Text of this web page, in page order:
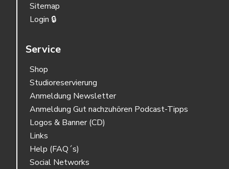
Sitemap
Login 🔒
Service
Shop
Studioreservierung
Anmeldung Newsletter
Anmeldung Gut nachzuhören Podcast-Tipps
Logos & Banner (CD)
Links
Help (FAQ´s)
Social Networks